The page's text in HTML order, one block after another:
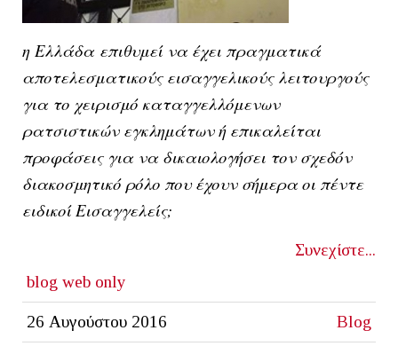
η Ελλάδα επιθυμεί να έχει πραγματικά
αποτελεσματικούς εισαγγελικούς λειτουργούς
για το χειρισμό καταγγελλόμενων
ρατσιστικών εγκλημάτων ή επικαλείται
προφάσεις για να δικαιολογήσει τον σχεδόν
διακοσμητικό ρόλο που έχουν σήμερα οι πέντε
ειδικοί Εισαγγελείς;
Συνεχίστε...
blog web only
26 Αυγούστου 2016 Blog